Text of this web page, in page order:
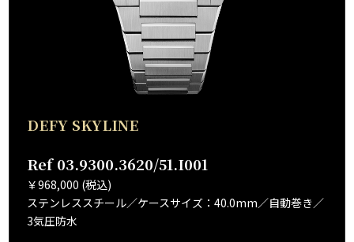
DEFY SKYLINE
Ref 03.9300.3620/51.I001
￥968,000 (税込)
ステンレススチール／ケースサイズ：40.0mm／自動巻き／
3気圧防水